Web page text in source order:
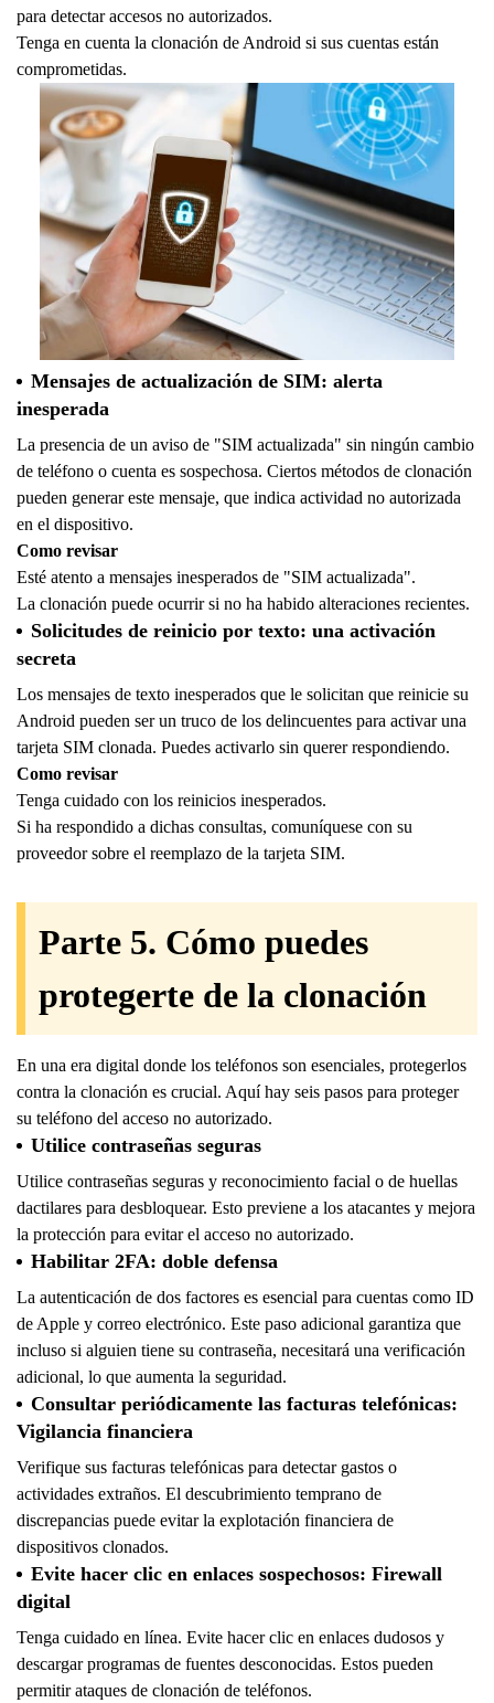
para detectar accesos no autorizados.
Tenga en cuenta la clonación de Android si sus cuentas están
comprometidas.
Mensajes de actualización de SIM: alerta
inesperada
La presencia de un aviso de "SIM actualizada" sin ningún cambio
de teléfono o cuenta es sospechosa. Ciertos métodos de clonación
pueden generar este mensaje, que indica actividad no autorizada
en el dispositivo.
Como revisar
Esté atento a mensajes inesperados de "SIM actualizada".
La clonación puede ocurrir si no ha habido alteraciones recientes.
Solicitudes de reinicio por texto: una activación
secreta
Los mensajes de texto inesperados que le solicitan que reinicie su
Android pueden ser un truco de los delincuentes para activar una
tarjeta SIM clonada. Puedes activarlo sin querer respondiendo.
Como revisar
Tenga cuidado con los reinicios inesperados.
Si ha respondido a dichas consultas, comuníquese con su
proveedor sobre el reemplazo de la tarjeta SIM.
Parte 5. Cómo puedes
protegerte de la clonación
En una era digital donde los teléfonos son esenciales, protegerlos
contra la clonación es crucial. Aquí hay seis pasos para proteger
su teléfono del acceso no autorizado.
Utilice contraseñas seguras
Utilice contraseñas seguras y reconocimiento facial o de huellas
dactilares para desbloquear. Esto previene a los atacantes y mejora
la protección para evitar el acceso no autorizado.
Habilitar 2FA: doble defensa
La autenticación de dos factores es esencial para cuentas como ID
de Apple y correo electrónico. Este paso adicional garantiza que
incluso si alguien tiene su contraseña, necesitará una verificación
adicional, lo que aumenta la seguridad.
Consultar periódicamente las facturas telefónicas:
Vigilancia financiera
Verifique sus facturas telefónicas para detectar gastos o
actividades extraños. El descubrimiento temprano de
discrepancias puede evitar la explotación financiera de
dispositivos clonados.
Evite hacer clic en enlaces sospechosos: Firewall
digital
Tenga cuidado en línea. Evite hacer clic en enlaces dudosos y
descargar programas de fuentes desconocidas. Estos pueden
permitir ataques de clonación de teléfonos.